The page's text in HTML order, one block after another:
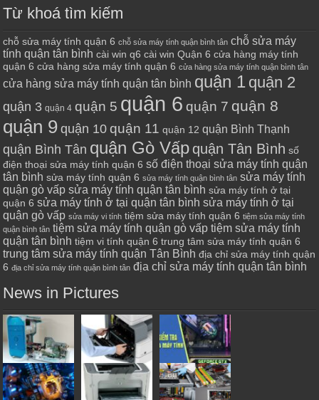
Từ khoá tìm kiếm
chỗ sửa máy tính quận 6 chỗ sửa máy tính quận bình tân chỗ sửa máy
tính quận tân bình cài win q6 cài win Quận 6 cửa hàng máy tính
quận 6 cửa hàng sửa máy tính quận 6 cửa hàng sửa máy tính quận bình tân
cửa hàng sửa máy tính quận tân bình quận 1 quận 2
quận 3 quận 4 quận 5 quận 6 quận 7 quận 8
quận 9 quận 10 quận 11 quận 12 quận Bình Thạnh
quận Bình Tân quận Gò Vấp quận Tân Bình số
điện thoại sửa máy tính quận 6 số điện thoại sửa máy tính quận
tân bình sửa máy tính quận 6 sửa máy tính quận bình tân sửa máy tính
quận gò vấp sửa máy tính quận tân bình sửa máy tính ở tại
quận 6 sửa máy tính ở tại quận tân bình sửa máy tính ở tại
quận gò vấp sửa máy vi tính tiệm sửa máy tính quận 6 tiệm sửa máy tính
quận bình tân tiệm sửa máy tính quận gò vấp tiệm sửa máy tính
quận tân bình tiệm vi tính quận 6 trung tâm sửa máy tính quận 6
trung tâm sửa máy tính quận Tân Bình địa chỉ sửa máy tính quận
6 địa chỉ sửa máy tính quận bình tân địa chỉ sửa máy tính quận tân bình
News in Pictures